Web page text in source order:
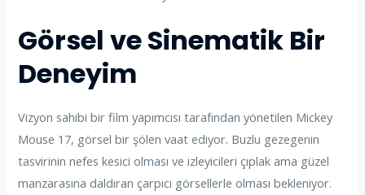
Görsel ve Sinematik Bir
Deneyim
Vizyon sahibi bir film yapımcısı tarafından yönetilen Mickey
Mouse 17, görsel bir şölen vaat ediyor. Buzlu gezegenin
tasvirinin nefes kesici olması ve izleyicileri çıplak ama güzel
manzarasına daldıran çarpıcı görsellerle olması bekleniyor.